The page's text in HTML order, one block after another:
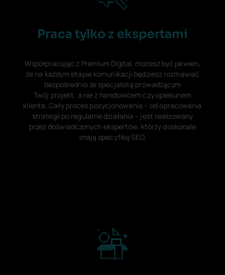
Praca tylko z ekspertami
Współpracując z Premium Digital, możesz być pewien,
że na każdym etapie komunikacji będziesz rozmawiać
bezpośrednio ze specjalistą prowadzącym
Twój projekt, a nie z handlowcem czy opiekunem
klienta. Cały proces pozycjonowania – od opracowania
strategii po regularne działania – jest realizowany
przez doświadczonych ekspertów, którzy doskonale
znają specyfikę SEO.